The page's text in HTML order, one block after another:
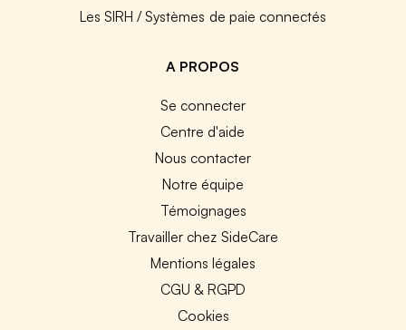
Les SIRH / Systèmes de paie connectés
A PROPOS
Se connecter
Centre d'aide
Nous contacter
Notre équipe
Témoignages
Travailler chez SideCare
Mentions légales
CGU & RGPD
Cookies